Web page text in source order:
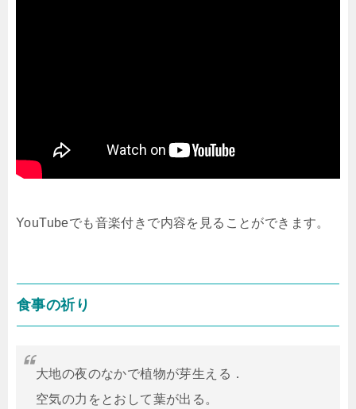
YouTubeでも音楽付きで内容を見ることができます。
食事の祈り
大地の夜のなかで植物が芽生える．
空気の力をとおして葉が出る。